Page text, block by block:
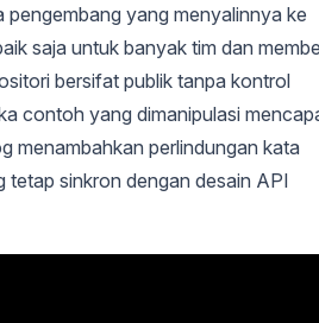
yang menyalinnya ke
saja untuk banyak tim dan
bersifat publik tanpa kontrol
contoh yang dimanipulasi
menambahkan perlindungan kata
tetap sinkron dengan desain API